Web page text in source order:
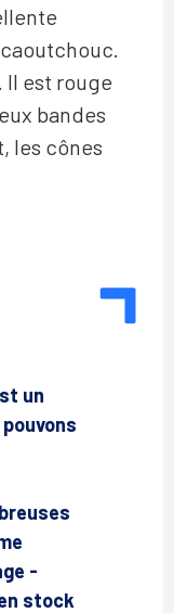
Il est rouge
bandes
les cônes
un
-
stock